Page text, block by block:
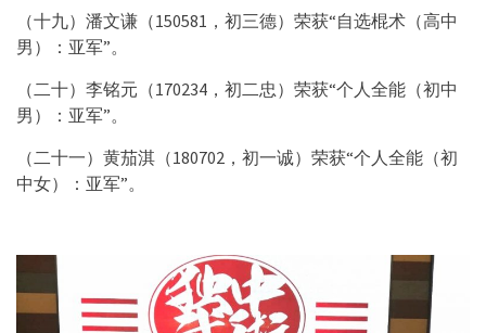
（十九）潘文谦（150581，初三德）荣获“自选棍术（高中
男）：亚军”。
（二十）李铭元（170234，初二忠）荣获“个人全能（初中
男）：亚军”。
（二十一）黄茄淇（180702，初一诚）荣获“个人全能（初
中女）：亚军”。